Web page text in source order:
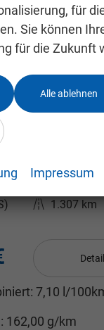
Kilometerstand 1.307 km
7,10 l/
162,00 g/km
für
Sie können
für die Zukunft
Alle ablehnen
Impressum